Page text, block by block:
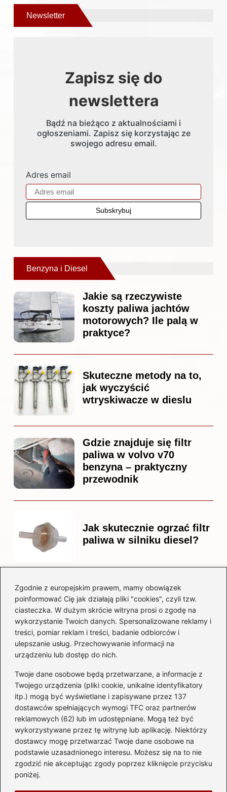
Zgodnie z europejskim prawem, mamy obowiązek
poinformować Cię jak działają pliki "cookies", czyli tzw.
ciasteczka. W dużym skrócie witryna prosi o zgodę na
wykorzystanie Twoich danych. Spersonalizowane reklamy i
treści, pomiar reklam i treści, badanie odbiorców i
ulepszanie usług. Przechowywanie informacji na
urządzeniu lub dostęp do nich.
Twoje dane osobowe będą przetwarzane, a informacje z
Twojego urządzenia (pliki cookie, unikalne identyfikatory
itp.) mogą być wyświetlane i zapisywane przez 137
dostawców spełniających wymogi TFC oraz partnerów
reklamowych (62) lub im udostępniane. Mogą też być
wykorzystywane przez tę witrynę lub aplikację. Niektórzy
dostawcy mogę przetwarzać Twoje dane osobowe na
podstawie uzasadnionego interesu. Możesz się na to nie
zgodzić nie akceptując zgody poprzez kliknięcie przycisku
poniżej.
Newsletter
Zapisz się do
newslettera
Bądź na bieżąco z aktualnościami i
ogłoszeniami. Zapisz się korzystając ze
swojego adresu email.
Adres email
Benzyna i Diesel
Jakie są rzeczywiste
koszty paliwa jachtów
motorowych? Ile palą w
praktyce?
Skuteczne metody na to,
jak wyczyścić
wtryskiwacze w dieslu
Gdzie znajduje się filtr
paliwa w volvo v70
benzyna – praktyczny
przewodnik
Jak skutecznie ogrzać filtr
paliwa w silniku diesel?
Czy warto kupować
diesla? Przewodnik dla
przyszłych właścicieli
Kategorie
Akumulator(74)
Benzyna i Diesel(87)
Motocykle(49)
Opony(81)
Prawo jazdy(77)
Samochody(238)
Silnik(83)